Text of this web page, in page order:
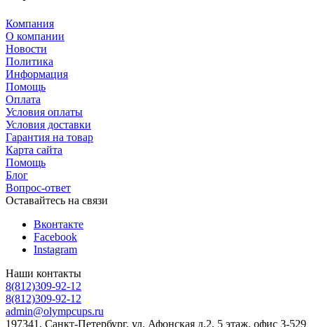
Компания
О компании
Новости
Политика
Информация
Помощь
Оплата
Условия оплаты
Условия доставки
Гарантия на товар
Карта сайта
Помощь
Блог
Вопрос-ответ
Оставайтесь на связи
Вконтакте
Facebook
Instagram
Наши контакты
8(812)309-92-12
8(812)309-92-12
admin@olympcups.ru
197341, Санкт-Петербург, ул. Афонская д.2, 5 этаж, офис 3-529